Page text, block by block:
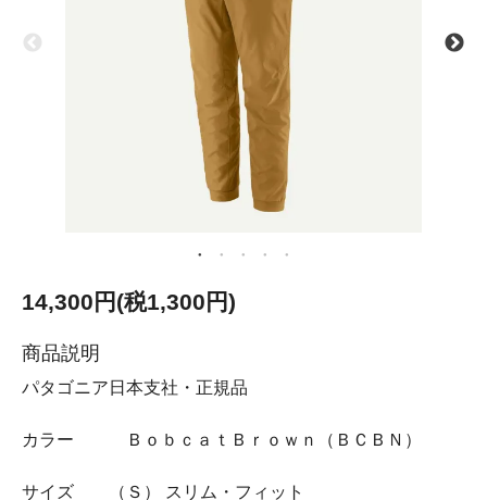
14,300円(税1,300円)
商品説明
パタゴニア日本支社・正規品
カラー ＢｏｂｃａｔＢｒｏｗｎ（ＢＣＢＮ）
サイズ （Ｓ） スリム・フィット